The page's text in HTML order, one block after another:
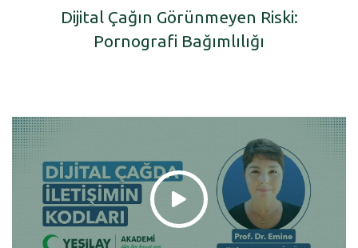
Dijital Çağın Görünmeyen Riski:
Pornografi Bağımlılığı